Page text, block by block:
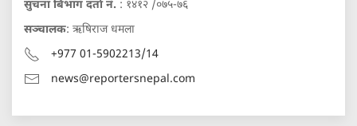
सुचना बिभाग दर्ता नं. : १४१२ /०७५-७६
सञ्चालक: ऋषिराज धमला
+977 01-5902213/14
news@reportersnepal.com